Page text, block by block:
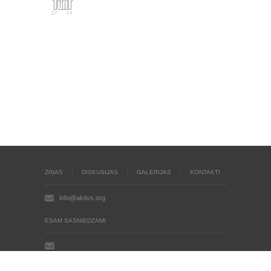
ZIŅAS DISKUSIJAS GALERIJAS KONTAKTI
info@aktivs.org
ESAM SASNIEDZAMI